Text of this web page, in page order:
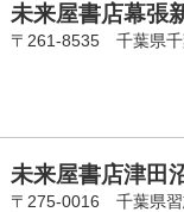
未来屋書店幕張
〒261-8535 千葉県
未来屋書店津田
〒275-0016 千葉県習